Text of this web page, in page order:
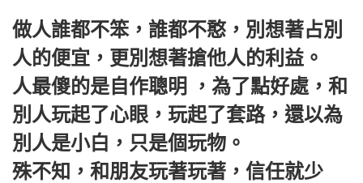
做人誰都不笨，誰都不憨，別想著占別
人的便宜，更別想著搶他人的利益。
人最傻的是自作聰明 ，為了點好處，和
別人玩起了心眼，玩起了套路，還以為
別人是小白，只是個玩物。
殊不知，和朋友玩著玩著，信任就少